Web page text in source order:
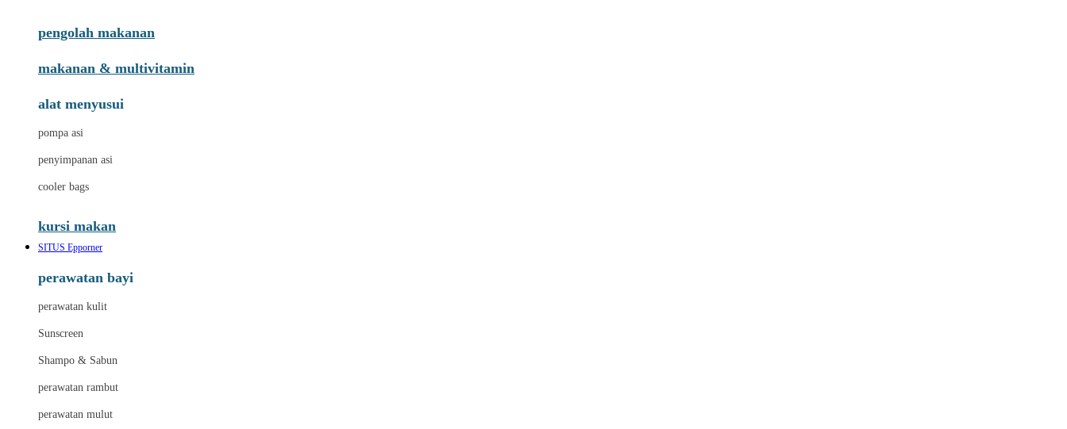
pengolah makanan
makanan & multivitamin
alat menyusui
pompa asi
penyimpanan asi
cooler bags
kursi makan
SITUS Epporner
perawatan bayi
perawatan kulit
Sunscreen
Shampo & Sabun
perawatan rambut
perawatan mulut